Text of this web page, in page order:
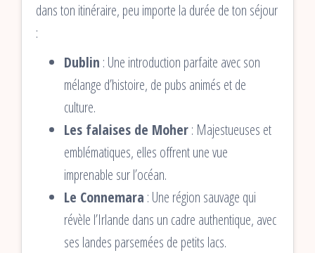
dans ton itinéraire, peu importe la durée de ton séjour
:
Dublin : Une introduction parfaite avec son
mélange d’histoire, de pubs animés et de
culture.
Les falaises de Moher: Majestueuses et
emblématiques, elles offrent une vue
imprenable sur l’océan.
Le Connemara : Une région sauvage qui
révèle l’Irlande dans un cadre authentique, avec
ses landes parsemées de petits lacs.